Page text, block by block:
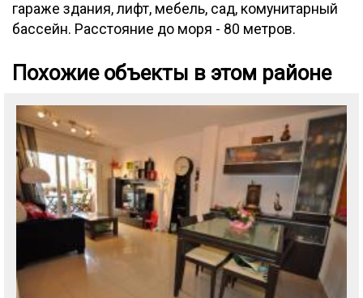
гараже здания, лифт, мебель, сад, комунитарный
бассейн. Расстояние до моря - 80 метров.
Похожие объекты в этом районе